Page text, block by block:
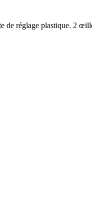
de réglage plastique. 2